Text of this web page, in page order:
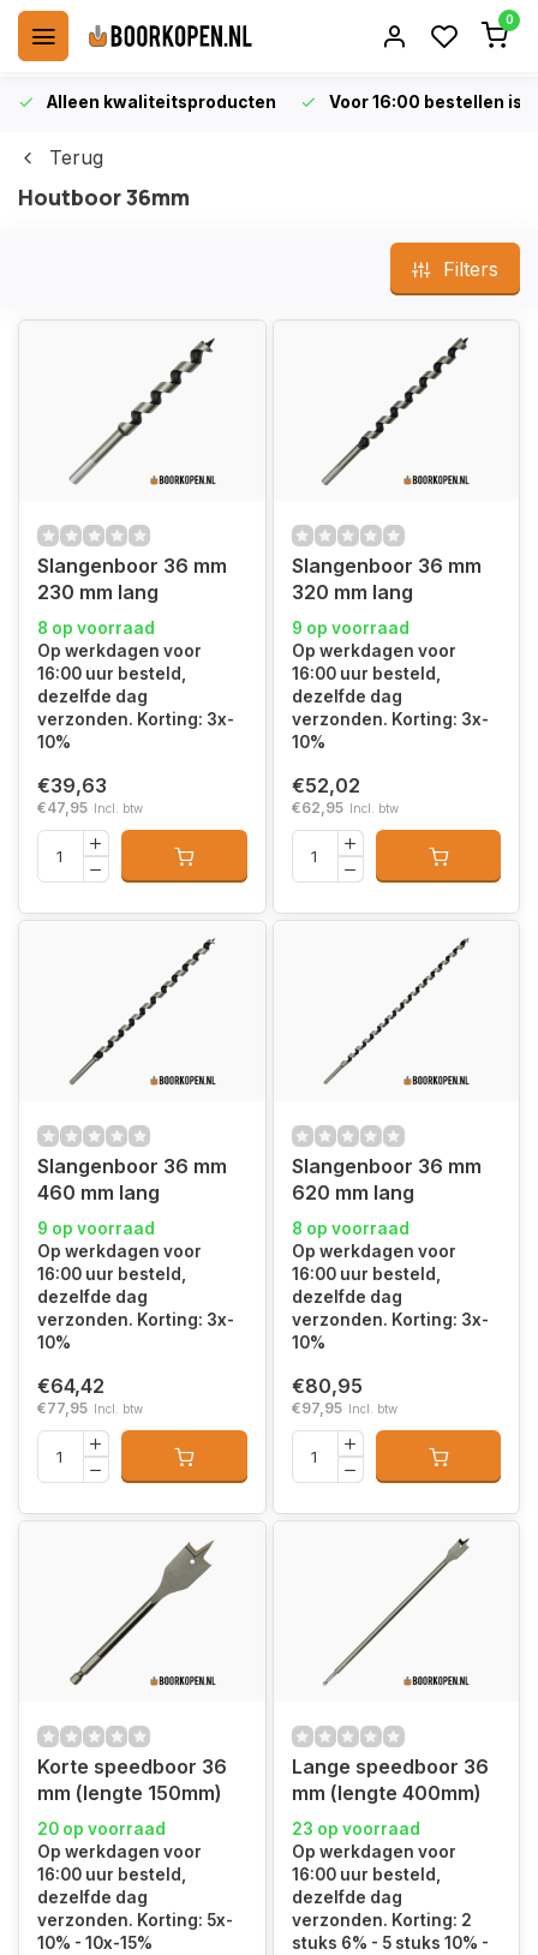
0
Alleen kwaliteitsproducten Voor 16:00 bestellen is
Terug
Houtboor 36mm
Filters
Slangenboor 36 mm
230 mm lang
8 op voorraad
Op werkdagen voor
16:00 uur besteld,
dezelfde dag
verzonden. Korting: 3x-
10%
€39,63
€47,95 Incl. btw
Slangenboor 36 mm
320 mm lang
9 op voorraad
Op werkdagen voor
16:00 uur besteld,
dezelfde dag
verzonden. Korting: 3x-
10%
€52,02
€62,95 Incl. btw
Slangenboor 36 mm
460 mm lang
9 op voorraad
Op werkdagen voor
16:00 uur besteld,
dezelfde dag
verzonden. Korting: 3x-
10%
€64,42
€77,95 Incl. btw
Slangenboor 36 mm
620 mm lang
8 op voorraad
Op werkdagen voor
16:00 uur besteld,
dezelfde dag
verzonden. Korting: 3x-
10%
€80,95
€97,95 Incl. btw
Korte speedboor 36
mm (lengte 150mm)
20 op voorraad
Op werkdagen voor
16:00 uur besteld,
dezelfde dag
verzonden. Korting: 5x-
10% - 10x-15%
Lange speedboor 36
mm (lengte 400mm)
23 op voorraad
Op werkdagen voor
16:00 uur besteld,
dezelfde dag
verzonden. Korting: 2
stuks 6% - 5 stuks 10% -